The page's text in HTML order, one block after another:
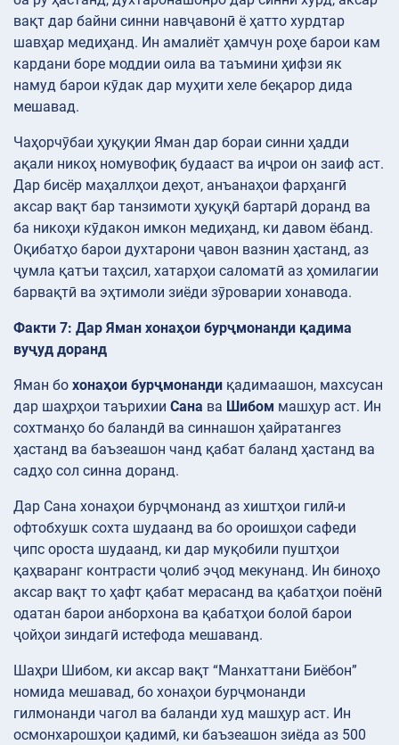
вақт дар байни синни навҷавонӣ ё ҳатто хурдтар
шавҳар медиҳанд. Ин амалиёт ҳамчун роҳе барои кам
кардани боре моддии оила ва таъмини ҳифзи як
намуд барои кӯдак дар муҳити хеле беқарор дида
мешавад.
Чаҳорчӯбаи ҳуқуқии Яман дар бораи синни ҳадди
ақали никоҳ номувофиқ будааст ва иҷрои он заиф аст.
Дар бисёр маҳаллҳои деҳот, анъанаҳои фарҳангӣ
аксар вақт бар танзимоти ҳуқуқӣ бартарӣ доранд ва
ба никоҳи кӯдакон имкон медиҳанд, ки давом ёбанд.
Оқибатҳо барои духтарони ҷавон вазнин ҳастанд, аз
ҷумла қатъи таҳсил, хатарҳои саломатӣ аз ҳомилагии
барвақтӣ ва эҳтимоли зиёди зӯроварии хонавода.
Факти 7: Дар Яман хонаҳои бурҷмонанди қадима
вуҷуд доранд
Яман бо хонаҳои бурҷмонанди қадимаашон, махсусан
дар шаҳрҳои таърихии Сана ва Шибом машҳур аст. Ин
сохтманҳо бо баландӣ ва синнашон ҳайратангез
ҳастанд ва баъзеашон чанд қабат баланд ҳастанд ва
садҳо сол синна доранд.
Дар Сана хонаҳои бурҷмонанд аз хиштҳои гилӣ-и
офтобхушк сохта шудаанд ва бо ороишҳои сафеди
ҷипс ороста шудаанд, ки дар муқобили пуштҳои
қаҳваранг контрасти ҷолиб эҷод мекунанд. Ин биноҳо
аксар вақт то ҳафт қабат мерасанд ва қабатҳои поёнӣ
одатан барои анборхона ва қабатҳои болоӣ барои
ҷойҳои зиндагӣ истефода мешаванд.
Шаҳри Шибом, ки аксар вақт “Манхаттани Биёбон”
номида мешавад, бо хонаҳои бурҷмонанди
гилмонанди чагол ва баланди худ машҳур аст. Ин
осмонхарошҳои қадимӣ, ки баъзеашон зиёда аз 500